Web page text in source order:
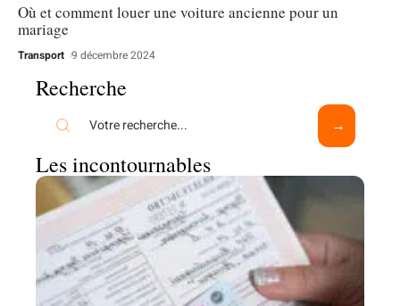
Où et comment louer une voiture ancienne pour un
mariage
Transport 9 décembre 2024
Recherche
Les incontournables